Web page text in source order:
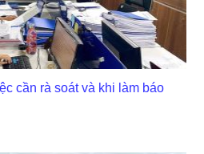
cần rà soát và khi làm báo